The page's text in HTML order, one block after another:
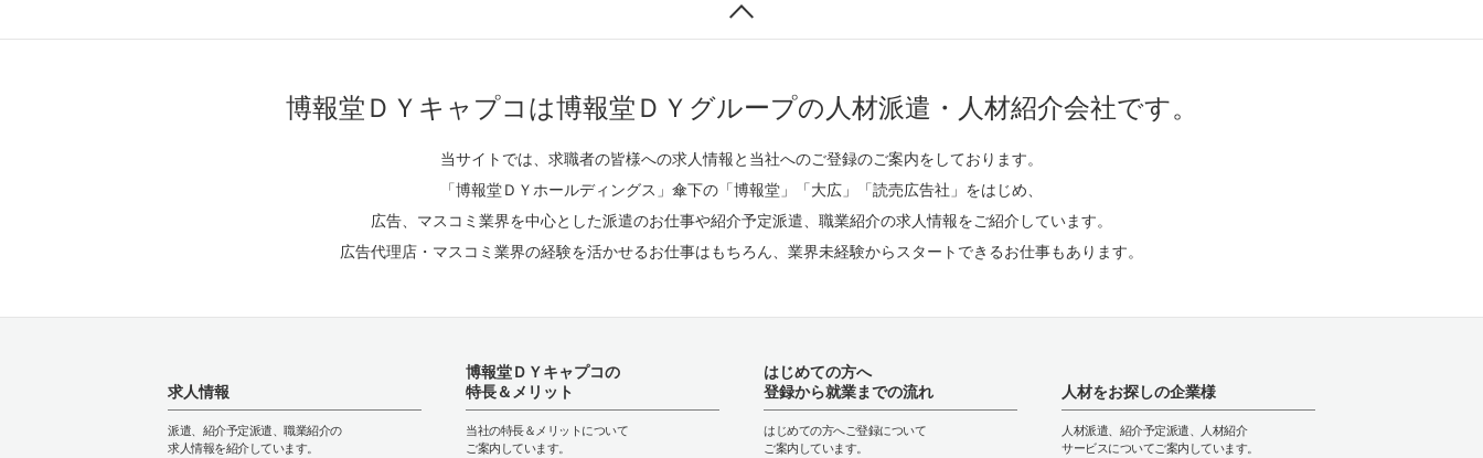
博報堂ＤＹキャプコは博報堂ＤＹグループの人材派遣・人材紹介会社です。
当サイトでは、求職者の皆様への求人情報と当社へのご登録のご案内をしております。
「博報堂ＤＹホールディングス」傘下の「博報堂」「大広」「読売広告社」をはじめ、
広告、マスコミ業界を中心とした派遣のお仕事や紹介予定派遣、職業紹介の求人情報をご紹介しています。
広告代理店・マスコミ業界の経験を活かせるお仕事はもちろん、業界未経験からスタートできるお仕事もあります。
求人情報
派遣、紹介予定派遣、職業紹介の
求人情報を紹介しています。
博報堂ＤＹキャプコの
特長＆メリット
当社の特長＆メリットについて
ご案内しています。
はじめての方へ
登録から就業までの流れ
はじめての方へご登録について
ご案内しています。
人材をお探しの企業様
人材派遣、紹介予定派遣、人材紹介
サービスについてご案内しています。